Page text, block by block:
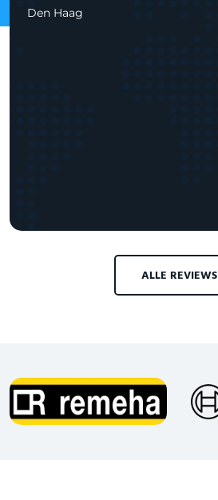
Den Haag
ALLE REVIEWS